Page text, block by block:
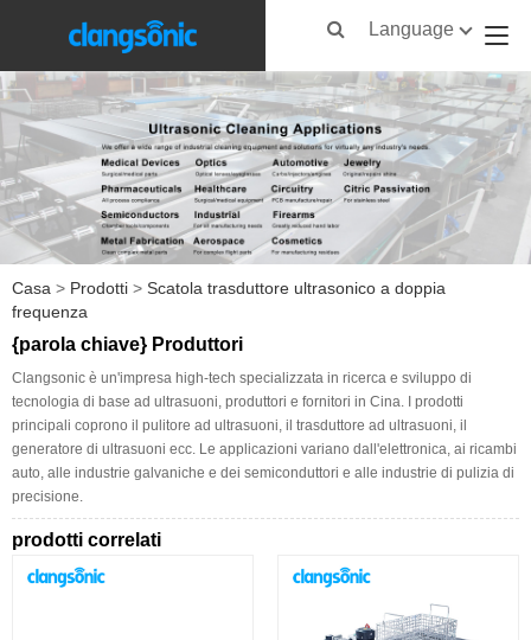
Language
Casa > Prodotti > Scatola trasduttore ultrasonico a doppia
frequenza
{parola chiave} Produttori
Clangsonic è un'impresa high-tech specializzata in ricerca e sviluppo di
tecnologia di base ad ultrasuoni, produttori e fornitori in Cina. I prodotti
principali coprono il pulitore ad ultrasuoni, il trasduttore ad ultrasuoni, il
generatore di ultrasuoni ecc. Le applicazioni variano dall'elettronica, ai ricambi
auto, alle industrie galvaniche e dei semiconduttori e alle industrie di pulizia di
precisione.
prodotti correlati